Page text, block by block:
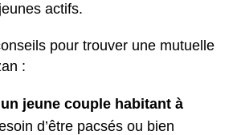
actifs.
pour trouver une mutuelle
:
jeune couple habitant à
d’être pacsés ou bien